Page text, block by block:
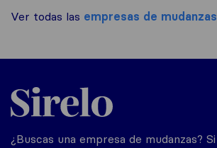
Ver todas las empresas de mudanzas
Sirelo.es
¿Buscas una empresa de mudanzas? Si